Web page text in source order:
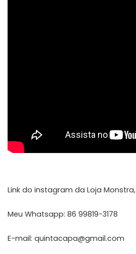
Link do instagram da Loja Monstra,
Meu Whatsapp: 86 99819-3178
E-mail: quintacapa@gmail.com